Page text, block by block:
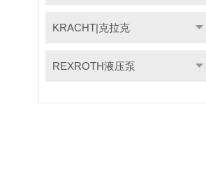
KRACHT|克拉克
REXROTH液压泵